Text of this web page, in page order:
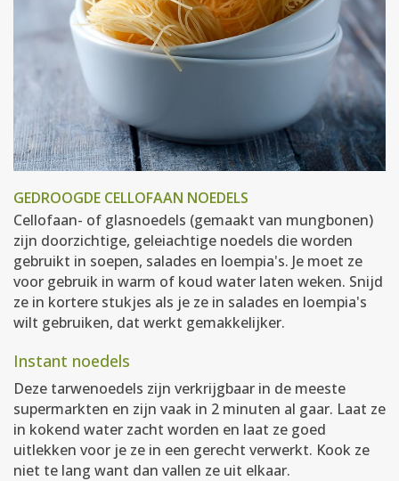
GEDROOGDE CELLOFAAN NOEDELS
Cellofaan- of glasnoedels (gemaakt van mungbonen)
zijn doorzichtige, geleiachtige noedels die worden
gebruikt in soepen, salades en loempia's. Je moet ze
voor gebruik in warm of koud water laten weken. Snijd
ze in kortere stukjes als je ze in salades en loempia's
wilt gebruiken, dat werkt gemakkelijker.
Instant noedels
Deze tarwenoedels zijn verkrijgbaar in de meeste
supermarkten en zijn vaak in 2 minuten al gaar. Laat ze
in kokend water zacht worden en laat ze goed
uitlekken voor je ze in een gerecht verwerkt. Kook ze
niet te lang want dan vallen ze uit elkaar.